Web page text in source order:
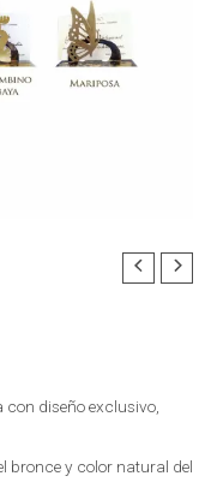
diseño exclusivo,
bronce y color natural del